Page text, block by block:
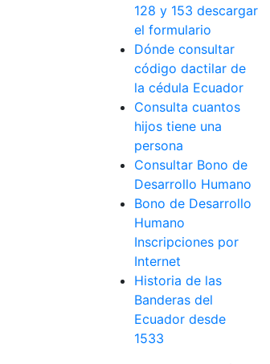
128 y 153 descargar
el formulario
Dónde consultar
código dactilar de
la cédula Ecuador
Consulta cuantos
hijos tiene una
persona
Consultar Bono de
Desarrollo Humano
Bono de Desarrollo
Humano
Inscripciones por
Internet
Historia de las
Banderas del
Ecuador desde
1533